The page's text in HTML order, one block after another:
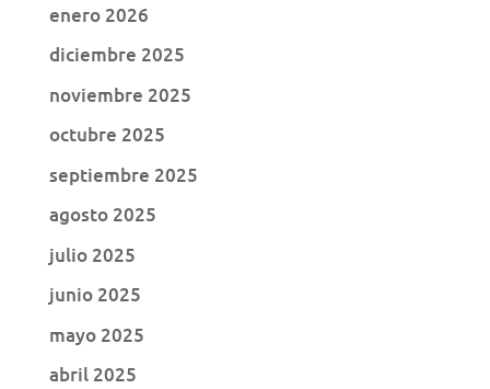
enero 2026
diciembre 2025
noviembre 2025
octubre 2025
septiembre 2025
agosto 2025
julio 2025
junio 2025
mayo 2025
abril 2025